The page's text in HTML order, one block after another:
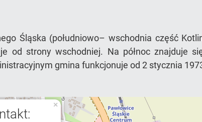
Śląska (południowo– wschodnia część
strony wschodniej. Na północ znajduje
gmina funkcjonuje od 2 stycznia
×